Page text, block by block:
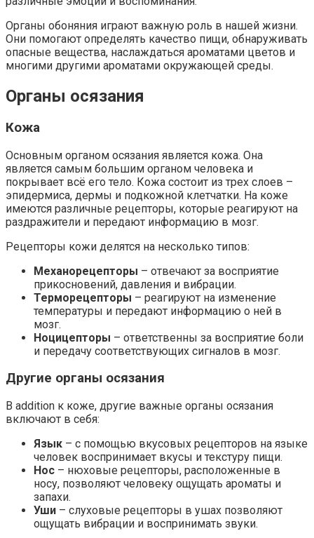
Органы обоняния играют важную роль в нашей жизни.
Они помогают определять качество пищи, обнаруживать
опасные вещества, наслаждаться ароматами цветов и
многими другими ароматами окружающей среды.
Органы осязания
Кожа
Основным органом осязания является кожа. Она
является самым большим органом человека и
покрывает всё его тело. Кожа состоит из трех слоев –
эпидермиса, дермы и подкожной клетчатки. На коже
имеются различные рецепторы, которые реагируют на
раздражители и передают информацию в мозг.
Рецепторы кожи делятся на несколько типов:
Механорецепторы – отвечают за восприятие
прикосновений, давления и вибрации.
Терморецепторы – реагируют на изменение
температуры и передают информацию о ней в
мозг.
Ноцицепторы – ответственны за восприятие боли
и передачу соответствующих сигналов в мозг.
Другие органы осязания
В addition к коже, другие важные органы осязания
включают в себя:
Язык – с помощью вкусовых рецепторов на языке
человек воспринимает вкусы и текстуру пищи.
Нос – нюховые рецепторы, расположенные в
носу, позволяют человеку ощущать ароматы и
запахи.
Уши – слуховые рецепторы в ушах позволяют
ощущать вибрации и воспринимать звуки.